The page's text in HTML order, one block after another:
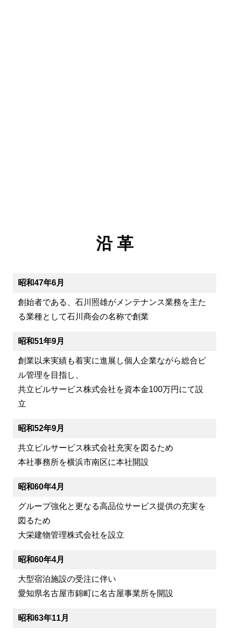
沿 革
昭和47年6月
創始者である、石川照雄がメンテナンス業務を主た
る業種として石川商会の名称で創業
昭和51年9月
創業以来実績も着実に進展し個人企業ながら総合ビ
ル管理を目指し、
共立ビルサービス株式会社を資本金100万円にて設
立
昭和52年9月
共立ビルサービス株式会社充実を図るため
本社事務所を横浜市南区に本社開設
昭和60年4月
グループ強化と更なる高品位サービス提供の充実を
図るため
大栄建物管理株式会社を設立
昭和60年4月
大型宿泊施設の受注に伴い
愛知県名古屋市錦町に名古屋事業所を開設
昭和63年11月